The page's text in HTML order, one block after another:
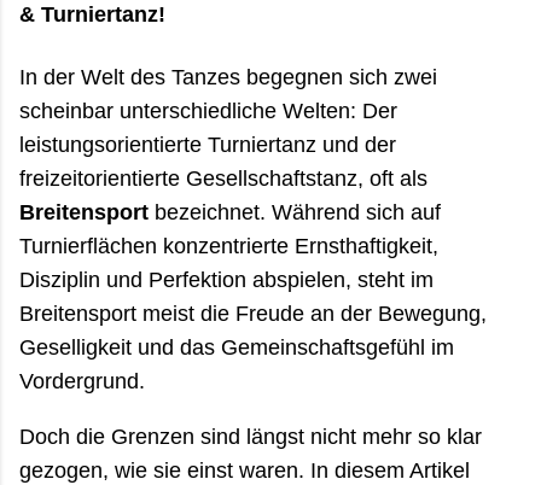
& Turniertanz!
In der Welt des Tanzes begegnen sich zwei
scheinbar unterschiedliche Welten: Der
leistungsorientierte Turniertanz und der
freizeitorientierte Gesellschaftstanz, oft als
Breitensport bezeichnet. Während sich auf
Turnierflächen konzentrierte Ernsthaftigkeit,
Disziplin und Perfektion abspielen, steht im
Breitensport meist die Freude an der Bewegung,
Geselligkeit und das Gemeinschaftsgefühl im
Vordergrund.
Doch die Grenzen sind längst nicht mehr so klar
gezogen, wie sie einst waren. In diesem Artikel